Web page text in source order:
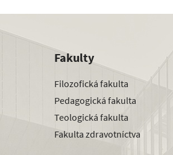
Fakulty
Filozofická fakulta
Pedagogická fakulta
Teologická fakulta
Fakulta zdravotníctva